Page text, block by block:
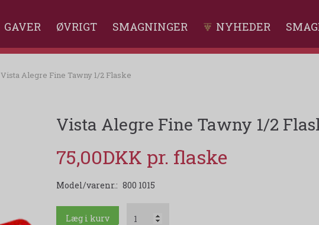
GAVER ØVRIGT SMAGNINGER NYHEDER
Vista Alegre Fine Tawny 1/2 Flaske
Vista Alegre Fine Tawny 1/2
75,00DKK
Model/varenr.: 800 1015
Læg i kurv